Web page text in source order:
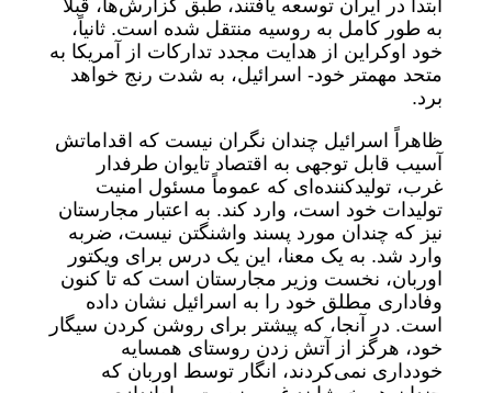
ابتدا در ایران توسعه یافتند، طبق گزارش‌ها، قبلاً
به طور کامل به روسیه منتقل شده است. ثانیاً،
خود اوکراین از هدایت مجدد تدارکات از آمریکا به
متحد مهمتر خود- اسرائیل، به شدت رنج خواهد
برد.
ظاهراً اسرائیل چندان نگران نیست که اقداماتش
آسیب قابل توجهی به اقتصاد تایوان طرفدار
غرب، تولیدکننده‌ای که عموماً مسئول امنیت
تولیدات خود است، وارد کند. به اعتبار مجارستان
نیز که چندان مورد پسند واشنگتن نیست، ضربه‌
وارد شد. به یک معنا، این یک درس برای ویکتور
اوربان، نخست وزیر مجارستان است که تا کنون
وفاداری مطلق خود را به اسرائیل نشان داده
است. در آنجا، که پیشتر برای روشن کردن سیگار
خود، هرگز از آتش زدن روستای همسایه
خودداری نمی‌کردند، انگار توسط اوربان که